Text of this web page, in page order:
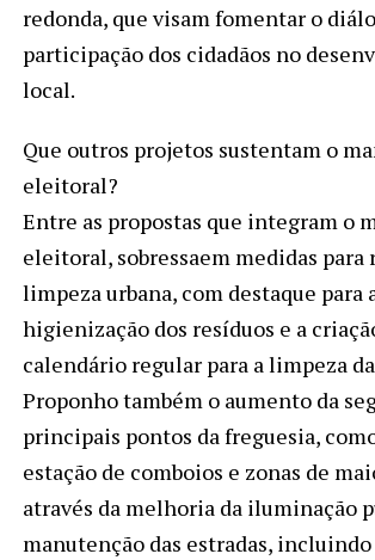
redonda, que visam fomentar o
participação dos cidadãos no
local.
Que outros projetos sustentam o
eleitoral?
Entre as propostas que integram o
eleitoral, sobressaem medidas para
limpeza urbana, com destaque para
higienização dos resíduos e a
calendário regular para a limpeza
Proponho também o aumento da
principais pontos da freguesia,
estação de comboios e zonas de
através da melhoria da iluminação
manutenção das estradas,